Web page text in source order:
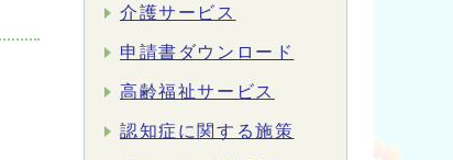
介護サービス
申請書ダウンロード
高齢福祉サービス
認知症に関する施策